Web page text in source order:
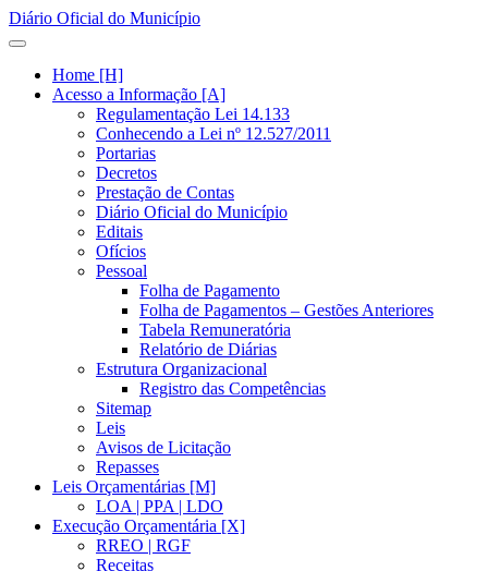
Diário Oficial do Município
Home [H]
Acesso a Informação [A]
Regulamentação Lei 14.133
Conhecendo a Lei nº 12.527/2011
Portarias
Decretos
Prestação de Contas
Diário Oficial do Município
Editais
Ofícios
Pessoal
Folha de Pagamento
Folha de Pagamentos – Gestões Anteriores
Tabela Remuneratória
Relatório de Diárias
Estrutura Organizacional
Registro das Competências
Sitemap
Leis
Avisos de Licitação
Repasses
Leis Orçamentárias [M]
LOA | PPA | LDO
Execução Orçamentária [X]
RREO | RGF
Receitas